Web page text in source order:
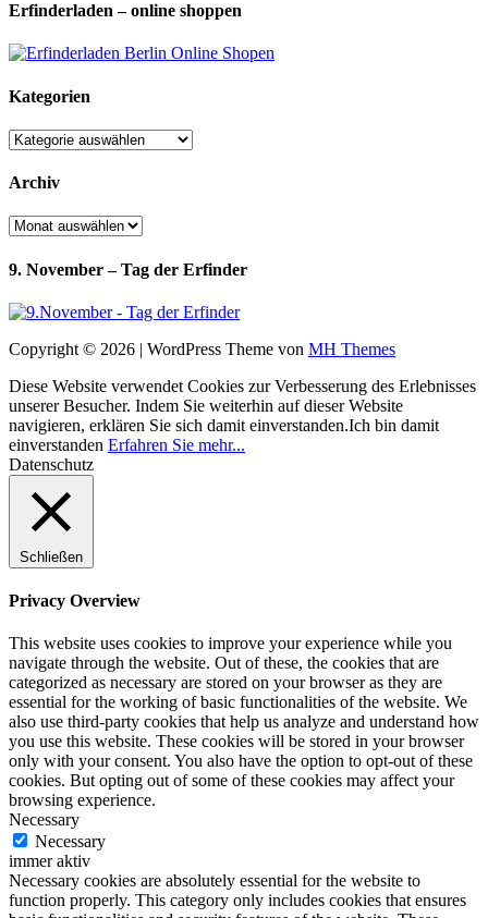
Erfinderladen – online shoppen
Kategorien
Kategorien
Archiv
Archiv
9. November – Tag der Erfinder
Copyright © 2026 | WordPress Theme von MH Themes
Diese Website verwendet Cookies zur Verbesserung des Erlebnisses
unserer Besucher. Indem Sie weiterhin auf dieser Website
navigieren, erklären Sie sich damit einverstanden.Ich bin damit
einverstanden Erfahren Sie mehr...
Datenschutz
Schließen
Privacy Overview
This website uses cookies to improve your experience while you
navigate through the website. Out of these, the cookies that are
categorized as necessary are stored on your browser as they are
essential for the working of basic functionalities of the website. We
also use third-party cookies that help us analyze and understand how
you use this website. These cookies will be stored in your browser
only with your consent. You also have the option to opt-out of these
cookies. But opting out of some of these cookies may affect your
browsing experience.
Necessary
Necessary
immer aktiv
Necessary cookies are absolutely essential for the website to
function properly. This category only includes cookies that ensures